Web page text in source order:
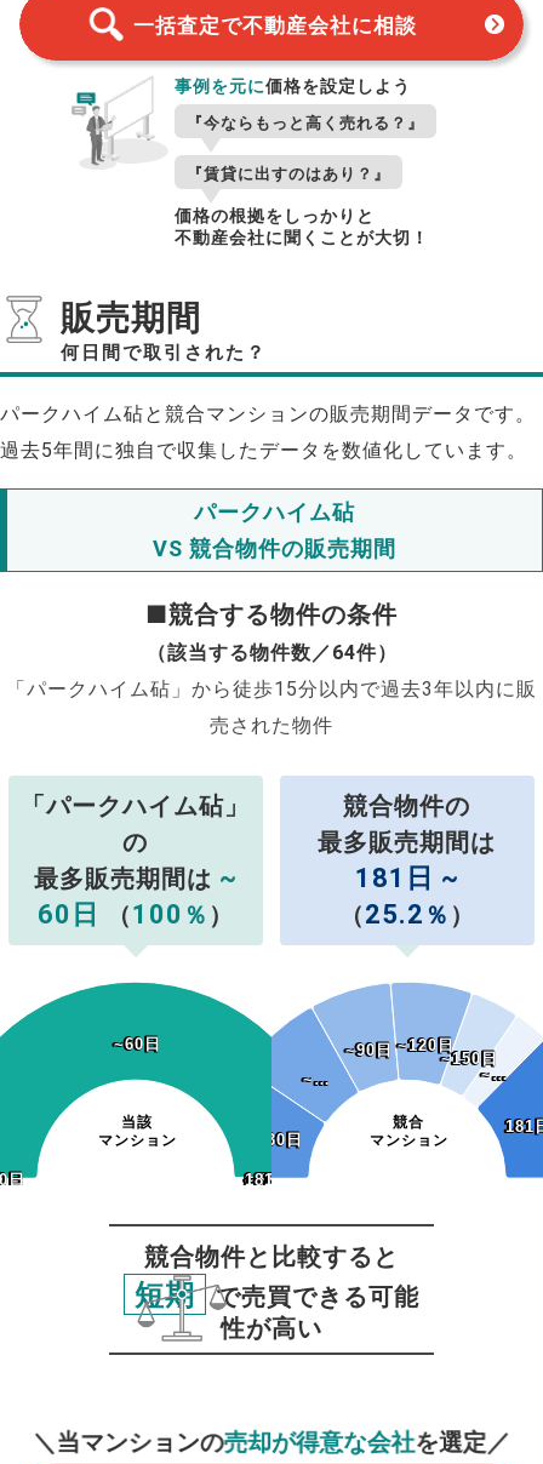
一括査定で不動産会社に相談
事例を元に価格を設定しよう
『今ならもっと高く売れる？』
『賃貸に出すのはあり？』
価格の根拠をしっかりと
不動産会社に聞くことが大切！
販売期間
何日間で取引された？
パークハイム砧と競合マンションの販売期間データです。
過去5年間に独自で収集したデータを数値化しています。
パークハイム砧
VS 競合物件の販売期間
■競合する物件の条件
（該当する物件数／64件）
「パークハイム砧」から徒歩15分以内で過去3年以内に販
売された物件
「パークハイム砧」
の
最多販売期間は ~
60日
（100 ％ ）
当該
マンション
日
日
~60日
~60日
~90日
~90日
~120日
~120日
~150日
~150日
~180日
~180日
181日~
181日~
競合物件の
最多販売期間は
181日 ~
（25.2 ％ ）
競合
マンション
~30日
~30日
~…
~…
~90日
~90日 ~120日
~120日
~150日
~150日
~…
~…
181
181
競合物件と比較すると
短期
で売買できる可能
性が高い
＼当マンションの売却が得意な会社を選定／